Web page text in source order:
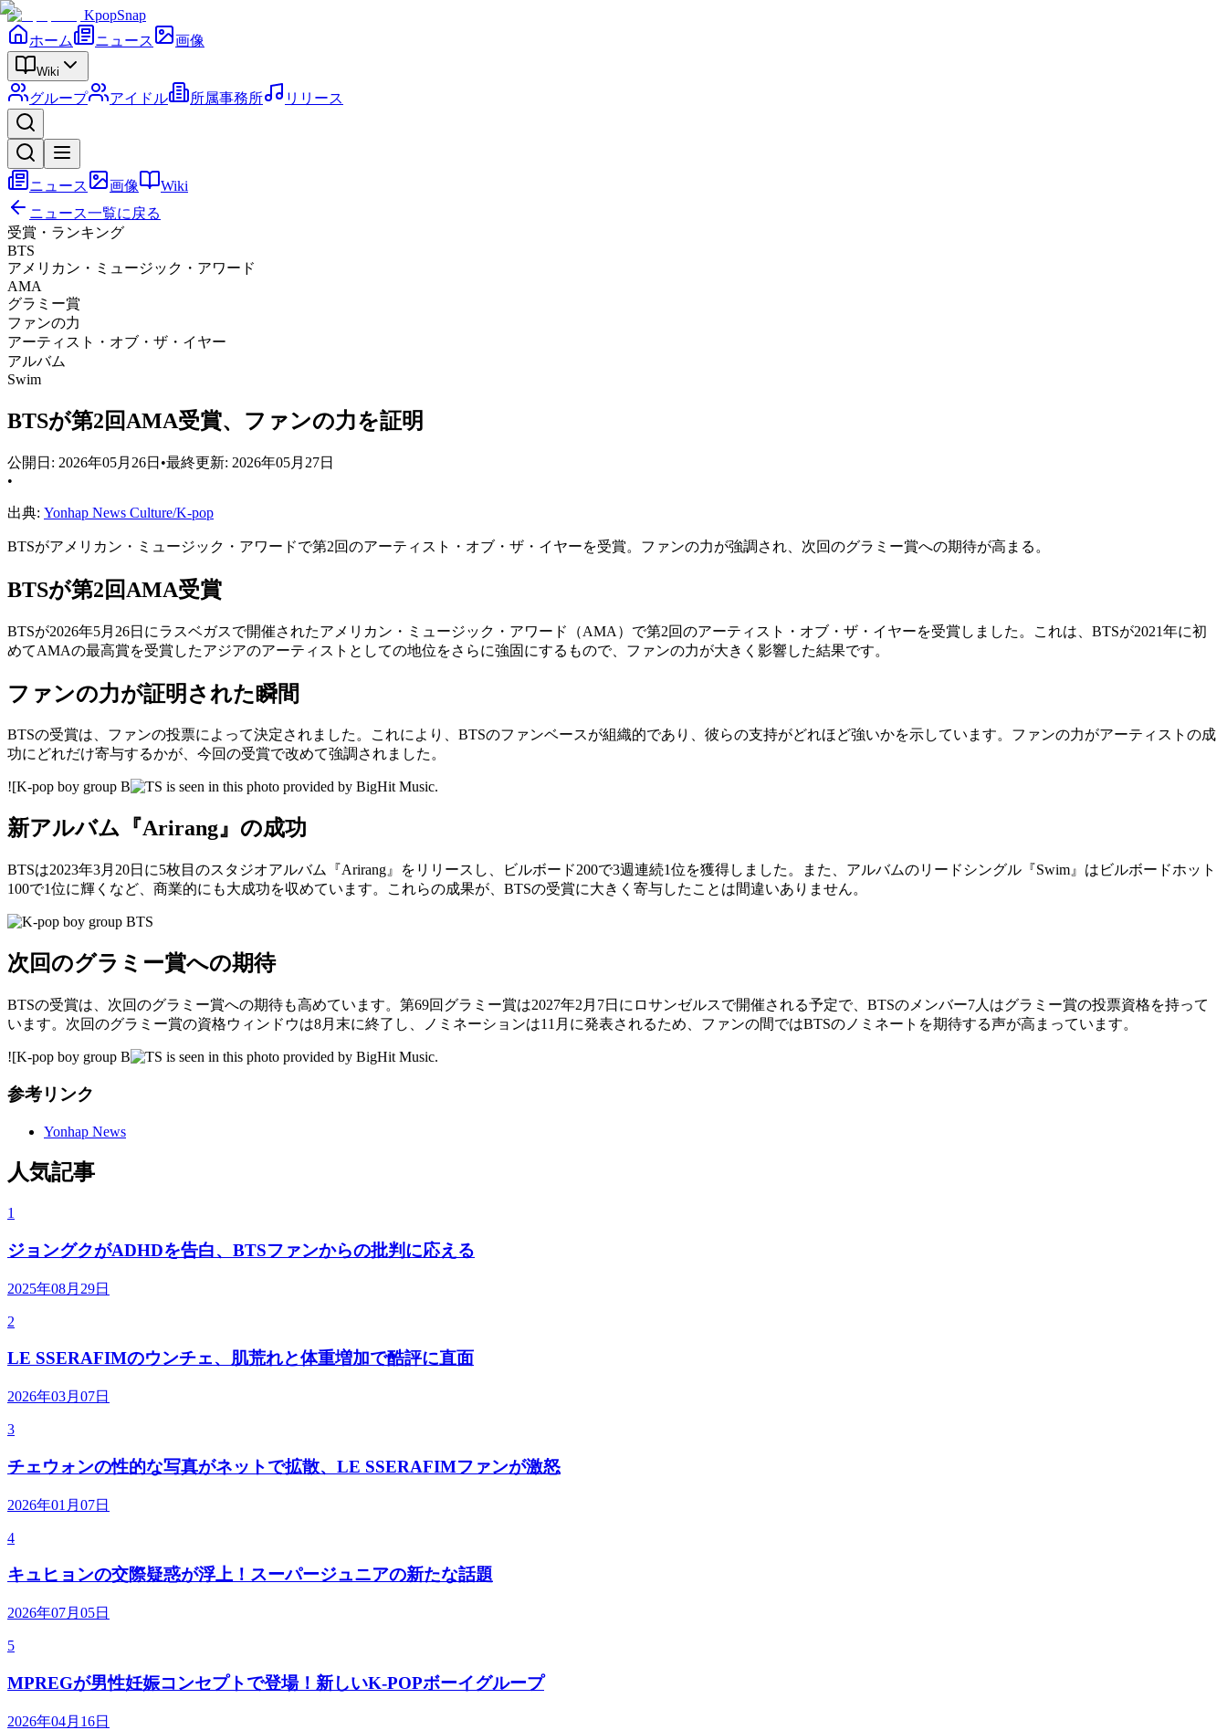
KpopSnap
ホーム
ニュース 画像
Wiki
グループ アイドル 所属事務所 リリース
ニュース 画像
Wiki
ニュース一覧に戻る
受賞・ランキング
BTS
アメリカン・ミュージック・アワード
AMA
グラミー賞
ファンの力
アーティスト・オブ・ザ・イヤー
アルバム
Swim
BTSが第2回AMA受賞、ファンの力を証明
公開日: 2026年05月26日 •最終更新: 2026年05月27日
•
出典: Yonhap News Culture/K-pop
BTSがアメリカン・ミュージック・アワードで第2回のアーティスト・オブ・ザ・イヤーを受賞。ファンの力が強調され、次回のグラミー賞への期待が高まる。
BTSが第2回AMA受賞
BTSが2026年5月26日にラスベガスで開催されたアメリカン・ミュージック・アワード（AMA）で第2回のアーティスト・オブ・ザ・イヤーを受賞しました。これは、BTSが2021年に初
めてAMAの最高賞を受賞したアジアのアーティストとしての地位をさらに強固にするもので、ファンの力が大きく影響した結果です。
ファンの力が証明された瞬間
BTSの受賞は、ファンの投票によって決定されました。これにより、BTSのファンベースが組織的であり、彼らの支持がどれほど強いかを示しています。ファンの力がアーティストの成
功にどれだけ寄与するかが、今回の受賞で改めて強調されました。
![K-pop boy group B
新アルバム『Arirang』の成功
BTSは2023年3月20日に5枚目のスタジオアルバム『Arirang』をリリースし、ビルボード200で3週連続1位を獲得しました。また、アルバムのリードシングル『Swim』はビルボードホット
100で1位に輝くなど、商業的にも大成功を収めています。これらの成果が、BTSの受賞に大きく寄与したことは間違いありません。
次回のグラミー賞への期待
BTSの受賞は、次回のグラミー賞への期待も高めています。第69回グラミー賞は2027年2月7日にロサンゼルスで開催される予定で、BTSのメンバー7人はグラミー賞の投票資格を持って
います。次回のグラミー賞の資格ウィンドウは8月末に終了し、ノミネーションは11月に発表されるため、ファンの間ではBTSのノミネートを期待する声が高まっています。
![K-pop boy group B
参考リンク
Yonhap News
人気記事
1
ジョングクがADHDを告白、BTSファンからの批判に応える
2025年08月29日
2
LE SSERAFIMのウンチェ、肌荒れと体重増加で酷評に直面
2026年03月07日
3
チェウォンの性的な写真がネットで拡散、LE SSERAFIMファンが激怒
2026年01月07日
4
キュヒョンの交際疑惑が浮上！スーパージュニアの新たな話題
2026年07月05日
5
MPREGが男性妊娠コンセプトで登場！新しいK-POPボーイグループ
2026年04月16日